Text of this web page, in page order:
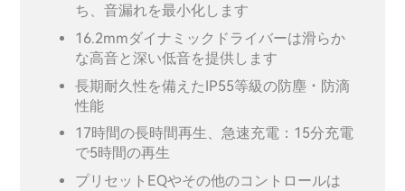
ち、音漏れを最小化します
16.2mmダイナミックドライバーは滑らか
な高音と深い低音を提供します
長期耐久性を備えたIP55等級の防塵・防滴
性能
17時間の長時間再生、急速充電：15分充電
で5時間の再生
プリセットEQやその他のコントロールは